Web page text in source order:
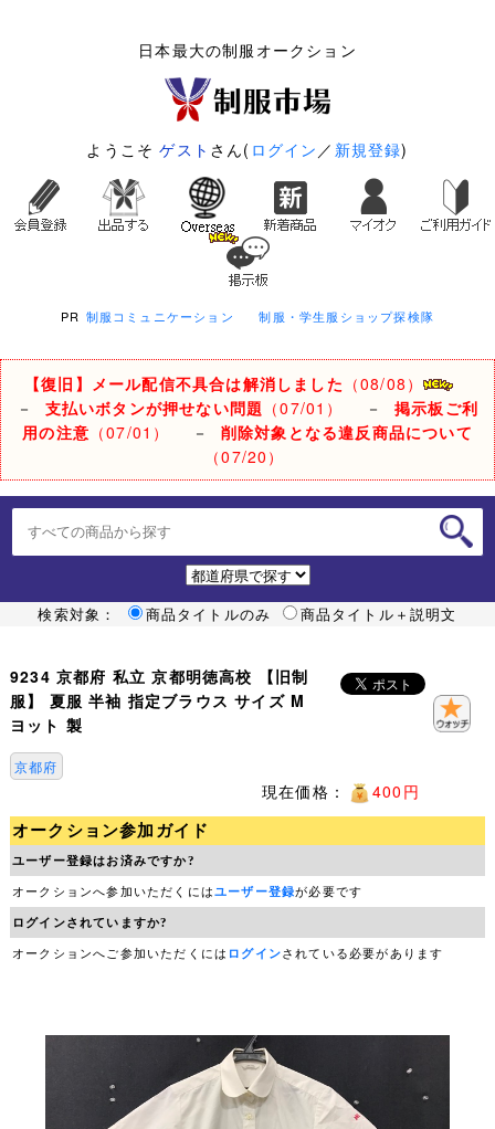
日本最大の制服オークション
ようこそゲスト さん( ログイン ／ 新規登録)
PR 制服コミュニケーション 制服・学生服ショップ探検隊
【復旧】メール配信不具合は解消しました （08/08）
－ 支払いボタンが押せない問題 （07/01） －掲示板ご利
用の注意 （07/01） － 削除対象となる違反商品について
（07/20）
検索対象： 商品タイトルのみ 商品タイトル＋説明文
9234 京都府 私立 京都明徳高校 【旧制
服】 夏服 半袖 指定ブラウス サイズ M
ヨット 製
京都府
現在価格： 400円
オークション参加ガイド
ユーザー登録はお済みですか?
オークションへ参加いただくにはユーザー登録が必要です
ログインされていますか?
オークションへご参加いただくには ログインされている必要があります